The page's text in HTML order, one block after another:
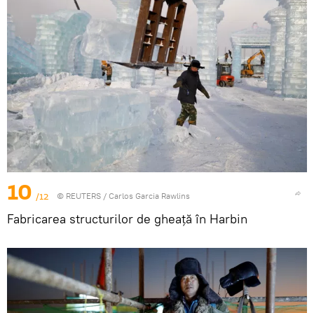
10 /12 © REUTERS / Carlos Garcia Rawlins
Fabricarea structurilor de gheață în Harbin